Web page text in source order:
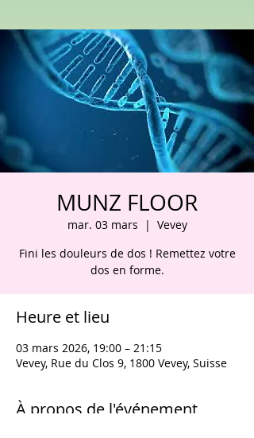
MUNZ FLOOR
mar. 03 mars
  |
Vevey
Fini les douleurs de dos ! Remettez votre
dos en forme.
Heure et lieu
03 mars 2026, 19:00 – 21:15
Vevey, Rue du Clos 9, 1800 Vevey, Suisse
À propos de l'événement